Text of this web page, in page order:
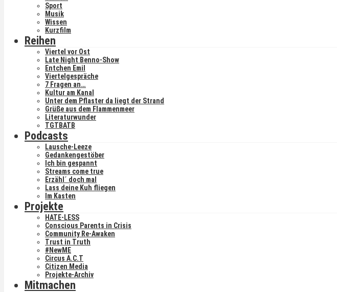
Sport
Musik
Wissen
Kurzfilm
Reihen
Viertel vor Ost
Late Night Benno-Show
Entchen Emil
Viertelgespräche
7 Fragen an…
Kultur am Kanal
Unter dem Pflaster da liegt der Strand
Grüße aus dem Flammenmeer
Literaturwunder
TGTBATB
Podcasts
Lausche-Leeze
Gedankengestöber
Ich bin gespannt
Streams come true
Erzähl´ doch mal
Lass deine Kuh fliegen
Im Kasten
Projekte
HATE-LESS
Conscious Parents in Crisis
Community Re-Awaken
Trust in Truth
#NewME
Circus A.C.T
Citizen Media
Projekte-Archiv
Mitmachen